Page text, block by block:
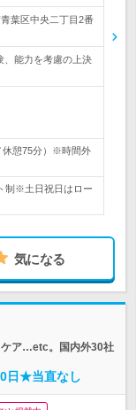
葉区中央二丁目2番
、能力を考慮の上決
休憩75分）※時間外
制※土日祝日はロー
気になる
ケア…etc。国内外30社
日★当直なし